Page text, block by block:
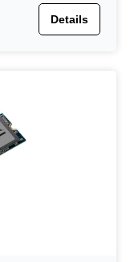
Details